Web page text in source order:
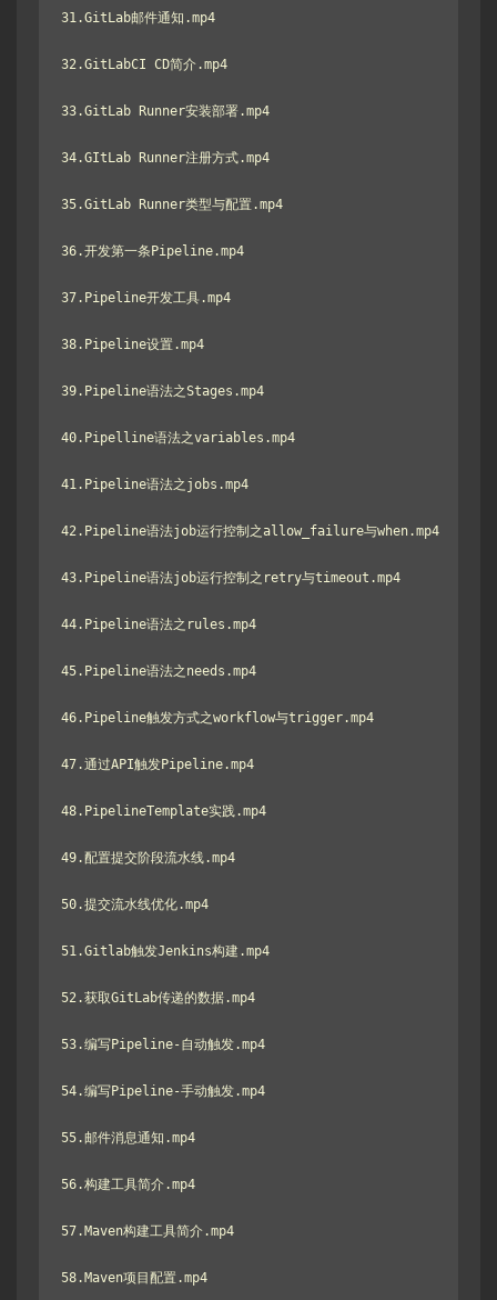
31.GitLab邮件通知.mp4
32.GitLabCI CD简介.mp4
33.GitLab Runner安装部署.mp4
34.GItLab Runner注册方式.mp4
35.GitLab Runner类型与配置.mp4
36.开发第一条Pipeline.mp4
37.Pipeline开发工具.mp4
38.Pipeline设置.mp4
39.Pipeline语法之Stages.mp4
40.Pipelline语法之variables.mp4
41.Pipeline语法之jobs.mp4
42.Pipeline语法job运行控制之allow_failure与when.mp4
43.Pipeline语法job运行控制之retry与timeout.mp4
44.Pipeline语法之rules.mp4
45.Pipeline语法之needs.mp4
46.Pipeline触发方式之workflow与trigger.mp4
47.通过API触发Pipeline.mp4
48.PipelineTemplate实践.mp4
49.配置提交阶段流水线.mp4
50.提交流水线优化.mp4
51.Gitlab触发Jenkins构建.mp4
52.获取GitLab传递的数据.mp4
53.编写Pipeline-自动触发.mp4
54.编写Pipeline-手动触发.mp4
55.邮件消息通知.mp4
56.构建工具简介.mp4
57.Maven构建工具简介.mp4
58.Maven项目配置.mp4